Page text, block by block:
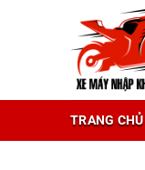
TRANG CHỦ